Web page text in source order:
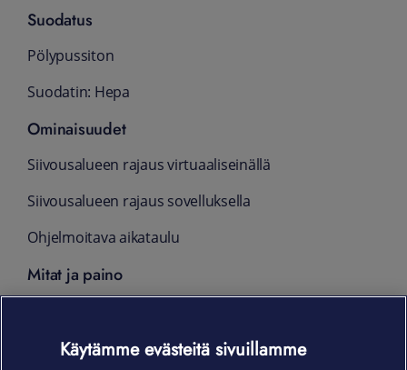
Suodatus
Pölypussiton
Suodatin: Hepa
Ominaisuudet
Siivousalueen rajaus virtuaaliseinällä
Siivousalueen rajaus sovelluksella
Ohjelmoitava aikataulu
Mitat ja paino
MuutaKäytämme evästeitä sivuillamme